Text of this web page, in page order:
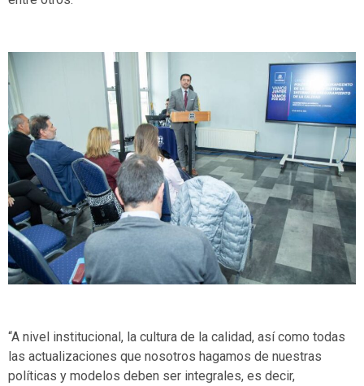
“A nivel institucional, la cultura de la calidad, así como todas
las actualizaciones que nosotros hagamos de nuestras
políticas y modelos deben ser integrales, es decir,